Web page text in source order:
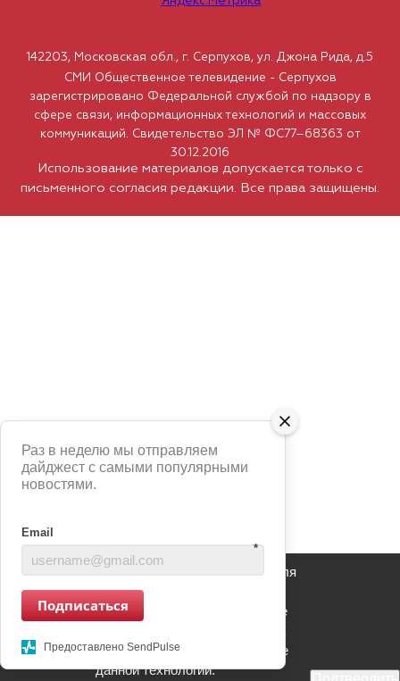
Использование материалов допускается только с
письменного согласия редакции. Все права защищены.
142203, Московская обл., г. Серпухов, ул. Джона Рида, д.5
СМИ Общественное телевидение - Серпухов
зарегистрировано Федеральной службой по надзору в
сфере связи, информационных технологий и массовых
коммуникаций. Свидетельство ЭЛ № ФС77–68363 от
30.12.2016
Раз в неделю мы отправляем
дайджест с самыми популярными
новостями.
Email
*
Подписаться
Предоставлено SendPulse
Сайт использует сервис Яндекс Метрика для
анализа взаимодействия пользователей с
информационным ресурсом. Продолжение
является Вашим согласием на применение
данной технологии.